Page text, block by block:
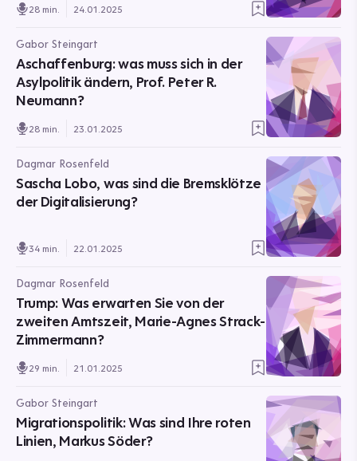
28 min. 24.01.2025
Gabor Steingart
Aschaffenburg: was muss sich in der
Asylpolitik ändern, Prof. Peter R.
Neumann?
28 min. 23.01.2025
Dagmar Rosenfeld
Sascha Lobo, was sind die Bremsklötze
der Digitalisierung?
34 min. 22.01.2025
Dagmar Rosenfeld
Trump: Was erwarten Sie von der
zweiten Amtszeit, Marie-Agnes Strack-
Zimmermann?
29 min. 21.01.2025
Gabor Steingart
Migrationspolitik: Was sind Ihre roten
Linien, Markus Söder?